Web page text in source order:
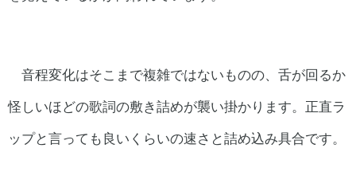
音程変化はそこまで複雑ではないものの、舌が回るか
怪しいほどの歌詞の敷き詰めが襲い掛かります。正直ラ
ップと言っても良いくらいの速さと詰め込み具合です。